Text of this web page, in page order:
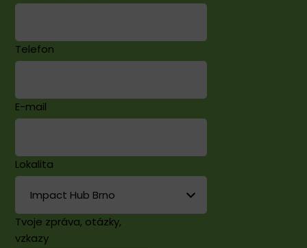
Telefon
E-mail
Lokalita
Tvoje zpráva, otázky,
vzkazy